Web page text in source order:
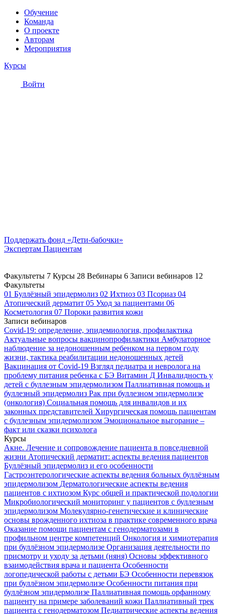
Обучение
Команда
О проекте
Авторам
Мероприятия
Курсы
Войти
Поддержать фонд «Дети-бабочки»
Экспертам Пациентам
Факультеты 7 Курсы 28 Вебинары 6 Записи вебинаров 12
Факультеты
01 Буллёзный эпидермолиз 02 Ихтиоз 03 Псориаз 04
Атопический дерматит 05 Уход за пациентами 06
Косметология 07 Пороки развития кожи
Записи вебинаров
Covid-19: определение, эпидемиология, профилактика
Актуальные вопросы вакцинопрофилактики Амбулаторное
наблюдение за недоношенным ребенком на первом году
жизни, тактика реабилитации недоношенных детей
Вакцинация от Covid-19 Взгляд педиатра и невролога на
проблему питания ребенка с БЭ Витамин Д Инвалидность у
детей с буллезным эпидермолизом Паллиативная помощь и
буллезный эпидермолиз Рак при буллезном эпидермолизе
(онкология) Социальная помощь для инвалидов и их
законных представителей Хирургическая помощь пациентам
с буллезным эпидермолизом Эмоциональное выгорание –
факт или сказки психолога
Курсы
Акне. Лечение и сопровождение пациента в повседневной
жизни Атопический дерматит: аспекты ведения пациентов
Буллёзный эпидермолиз и его особенности
Гастроэнтерологические аспекты ведения больных буллёзным
эпидермолизом Дерматологические аспекты ведения
пациентов с ихтиозом Курс общей и практической подологии
Микробиологический мониторинг у пациентов с буллезным
эпидермолизом Молекулярно-генетические и клинические
основы врожденного ихтиоза в практике современного врача
Оказание помощи пациентам с генодерматозами в
профильном центре компетенций Онкология и химиотерапия
при буллёзном эпидермолизе Организация деятельности по
присмотру и уходу за детьми (няня) Основы эффективного
взаимодействия врача и пациента Особенности
логопедической работы с детьми БЭ Особенности перевязок
при буллёзном эпидермолизе Особенности питания при
буллёзном эпидермолизе Паллиативная помощь орфанному
пациенту на примере заболеваний кожи Паллиативный трек
пациента с генодерматозом Педиатрические аспекты ведения